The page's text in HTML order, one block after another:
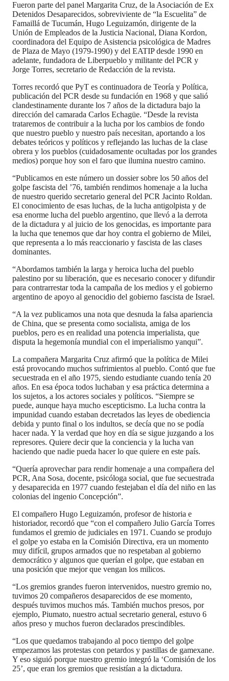
Fueron parte del panel Margarita Cruz, de la Asociación de Ex
Detenidos Desaparecidos, sobreviviente de “la Escuelita” de
Famaillá de Tucumán, Hugo Leguizamón, dirigente de la
Unión de Empleados de la Justicia Nacional, Diana Kordon,
coordinadora del Equipo de Asistencia psicológica de Madres
de Plaza de Mayo (1979-1990) y del EATIP desde 1990 en
adelante, fundadora de Liberpueblo y militante del PCR y
Jorge Torres, secretario de Redacción de la revista.
Torres recordó que PyT es continuadora de Teoría y Política,
publicación del PCR desde su fundación en 1968 y que salió
clandestinamente durante los 7 años de la dictadura bajo la
dirección del camarada Carlos Echagüe. “Desde la revista
trataremos de contribuir a la lucha por los cambios de fondo
que nuestro pueblo y nuestro país necesitan, aportando a los
debates teóricos y políticos y reflejando las luchas de la clase
obrera y los pueblos (cuidadosamente ocultadas por los grandes
medios) porque hoy son el faro que ilumina nuestro camino.
“Publicamos en este número un dossier sobre los 50 años del
golpe fascista del ’76, también rendimos homenaje a la lucha
de nuestro querido secretario general del PCR Jacinto Roldan.
El conocimiento de esas luchas, de la lucha antigolpista y de
esa enorme lucha del pueblo argentino, que llevó a la derrota
de la dictadura y al juicio de los genocidas, es importante para
la lucha que tenemos que dar hoy contra el gobierno de Milei,
que representa a lo más reaccionario y fascista de las clases
dominantes.
“Abordamos también la larga y heroica lucha del pueblo
palestino por su liberación, que es necesario conocer y difundir
para contrarrestar toda la campaña de los medios y el gobierno
argentino de apoyo al genocidio del gobierno fascista de Israel.
“A la vez publicamos una nota que desnuda la falsa apariencia
de China, que se presenta como socialista, amiga de los
pueblos, pero es en realidad una potencia imperialista, que
disputa la hegemonía mundial con el imperialismo yanqui”.
La compañera Margarita Cruz afirmó que la política de Milei
está provocando muchos sufrimientos al pueblo. Contó que fue
secuestrada en el año 1975, siendo estudiante cuando tenía 20
años. En esa época todos luchaban y esa práctica determina a
los sujetos, a los actores sociales y políticos. “Siempre se
puede, aunque haya mucho escepticismo. La lucha contra la
impunidad cuando estaban decretados las leyes de obediencia
debida y punto final o los indultos, se decía que no se podía
hacer nada. Y la verdad que hoy en día se sigue juzgando a los
represores. Quiere decir que la conciencia y la lucha van
haciendo que nadie pueda hacer lo que quiere en este país.
“Quería aprovechar para rendir homenaje a una compañera del
PCR, Ana Sosa, docente, psicóloga social, que fue secuestrada
y desaparecida en 1977 cuando festejaban el día del niño en las
colonias del ingenio Concepción”.
El compañero Hugo Leguizamón, profesor de historia e
historiador, recordó que “con el compañero Julio García Torres
fundamos el gremio de judiciales en 1971. Cuando se produjo
el golpe yo estaba en la Comisión Directiva, era un momento
muy difícil, grupos armados que no respetaban al gobierno
democrático y algunos que querían el golpe, que estaban en
una posición que mejor que vengan los milicos.
“Los gremios grandes fueron intervenidos, nuestro gremio no,
tuvimos 20 compañeros desaparecidos de ese momento,
después tuvimos muchos más. También muchos presos, por
ejemplo, Piumato, nuestro actual secretario general, estuvo 6
años preso y muchos fueron declarados prescindibles.
“Los que quedamos trabajando al poco tiempo del golpe
empezamos las protestas con petardos y pastillas de gamexane.
Y eso siguió porque nuestro gremio integró la ‘Comisión de los
25’, que eran los gremios que resistían a la dictadura.